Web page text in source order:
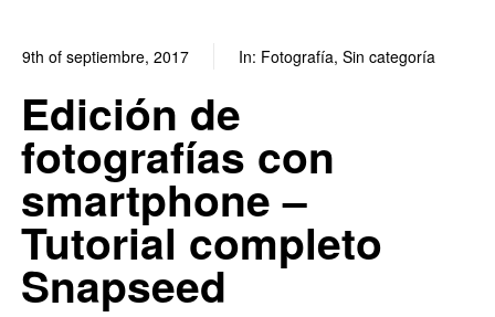
9th of septiembre, 2017 In: Fotografía, Sin categoría
Edición de
fotografías con
smartphone –
Tutorial completo
Snapseed